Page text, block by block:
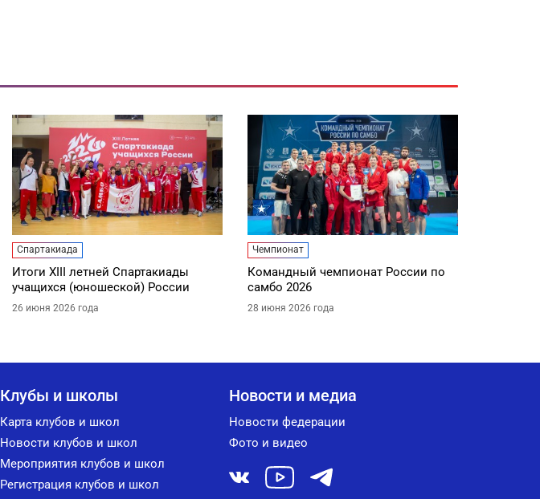
Спартакиада
Итоги XIII летней Спартакиады
учащихся (юношеской) России
26 июня 2026 года
Чемпионат
Командный чемпионат России по
самбо 2026
28 июня 2026 года
Клубы и школы
Карта клубов и школ
Новости клубов и школ
Мероприятия клубов и школ
Регистрация клубов и школ
Новости и медиа
Новости федерации
Фото и видео